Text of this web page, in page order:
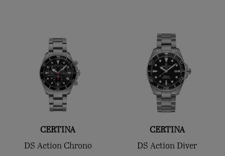
CERTINA
DS Action Chrono
CERTINA
DS Action Diver